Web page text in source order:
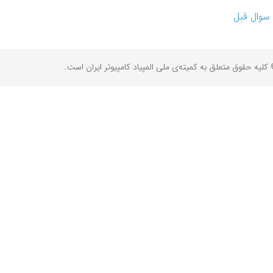
سوال قبل
حقوق متعلق به کمیته‌ی ملی المپیاد کامپیوتر ایران است.